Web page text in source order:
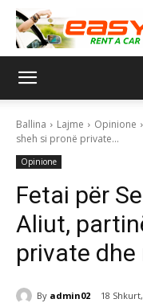
Ballina Lajme Opinione
sheh si pronë private...
Opinione
Fetai për
Aliut,
private
By admin02 18